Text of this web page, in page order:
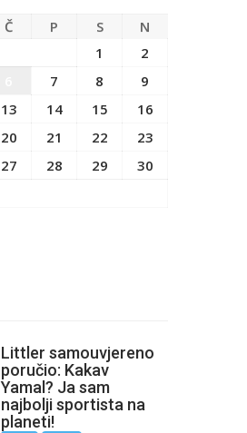
Č P S
N
1
2
7 8
9
13 14 15
16
20 21 22
23
27 28 29
30
Littler samouvjereno
poručio: Kakav
Yamal? Ja sam
najbolji sportista na
planeti!